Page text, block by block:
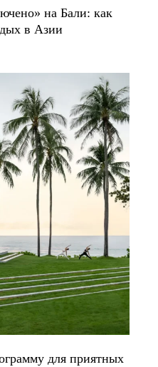
на Бали: как
в Азии
для приятных